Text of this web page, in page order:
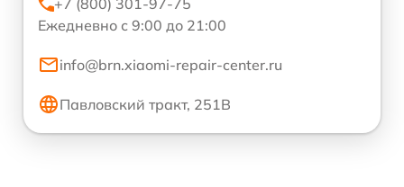
+7 (800) 301-97-75
Ежедневно с 9:00 до 21:00
info@brn.xiaomi-repair-center.ru
Павловский тракт, 251В